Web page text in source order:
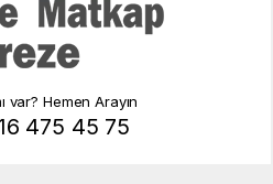
var? Hemen Arayın
475 45 75